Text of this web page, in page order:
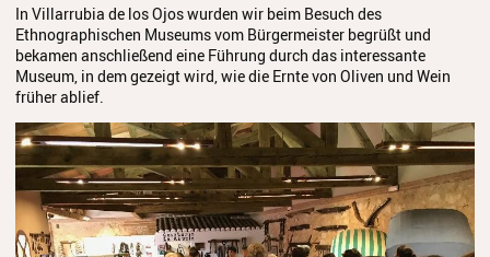
Juso in Dänemark 2025
JuSO in Tschechien 2023
Japanreise 2019
Kooperationen
Grundschulen
In Villarrubia de los Ojos wurden wir beim Besuch des
Ethnographischen Museums vom Bürgermeister begrüßt und
bekamen anschließend eine Führung durch das interessante
Museum, in dem gezeigt wird, wie die Ernte von Oliven und Wein
früher ablief.